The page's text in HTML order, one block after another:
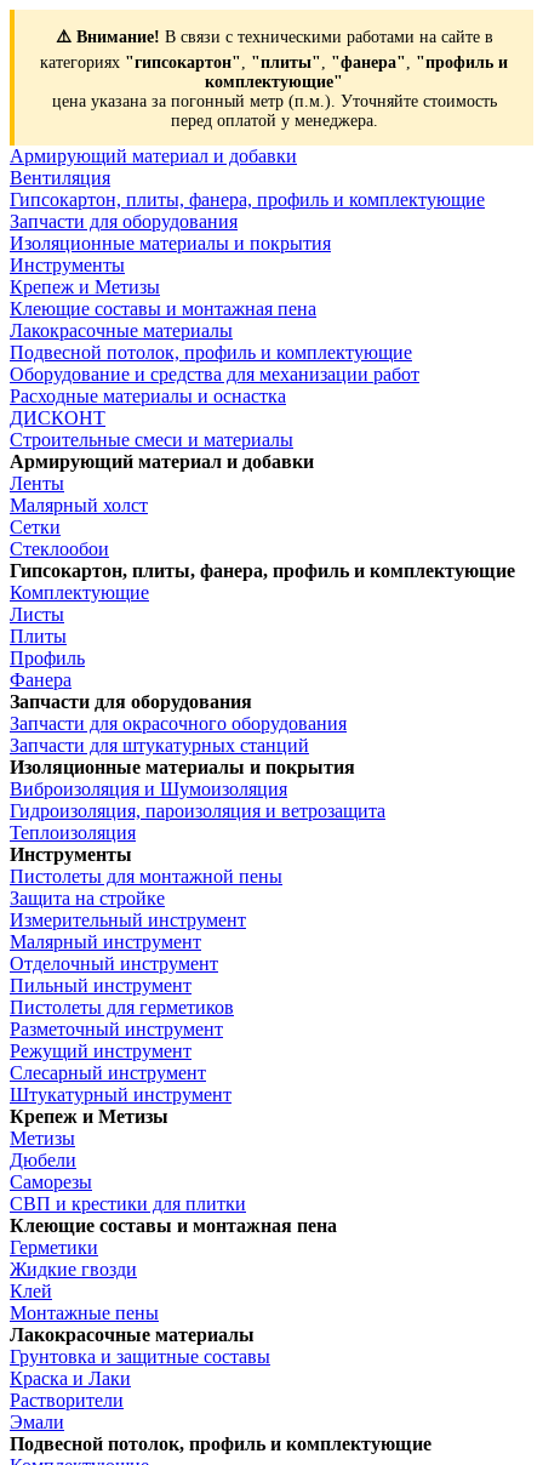
⚠️ Внимание! В связи с техническими работами на сайте в
категориях "гипсокартон", "плиты", "фанера", "профиль и
комплектующие"
цена указана за погонный метр (п.м.). Уточняйте стоимость
перед оплатой у менеджера.
Армирующий материал и добавки
Вентиляция
Гипсокартон, плиты, фанера, профиль и комплектующие
Запчасти для оборудования
Изоляционные материалы и покрытия
Инструменты
Крепеж и Метизы
Клеющие составы и монтажная пена
Лакокрасочные материалы
Подвесной потолок, профиль и комплектующие
Оборудование и средства для механизации работ
Расходные материалы и оснастка
ДИСКОНТ
Строительные смеси и материалы
Армирующий материал и добавки
Ленты
Малярный холст
Сетки
Стеклообои
Гипсокартон, плиты, фанера, профиль и комплектующие
Комплектующие
Листы
Плиты
Профиль
Фанера
Запчасти для оборудования
Запчасти для окрасочного оборудования
Запчасти для штукатурных станций
Изоляционные материалы и покрытия
Виброизоляция и Шумоизоляция
Гидроизоляция, пароизоляция и ветрозащита
Теплоизоляция
Инструменты
Пистолеты для монтажной пены
Защита на стройке
Измерительный инструмент
Малярный инструмент
Отделочный инструмент
Пильный инструмент
Пистолеты для герметиков
Разметочный инструмент
Режущий инструмент
Слесарный инструмент
Штукатурный инструмент
Крепеж и Метизы
Метизы
Дюбели
Саморезы
СВП и крестики для плитки
Клеющие составы и монтажная пена
Герметики
Жидкие гвозди
Клей
Монтажные пены
Лакокрасочные материалы
Грунтовка и защитные составы
Краска и Лаки
Растворители
Эмали
Подвесной потолок, профиль и комплектующие